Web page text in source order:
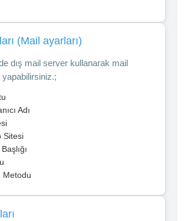
(Mail ayarları)
dış mail server kullanarak mail
Adı
Sitesi
Metodu